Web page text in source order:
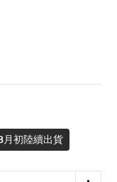
初陸續出貨